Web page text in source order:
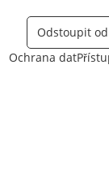
Odstoupit
Ochrana dat